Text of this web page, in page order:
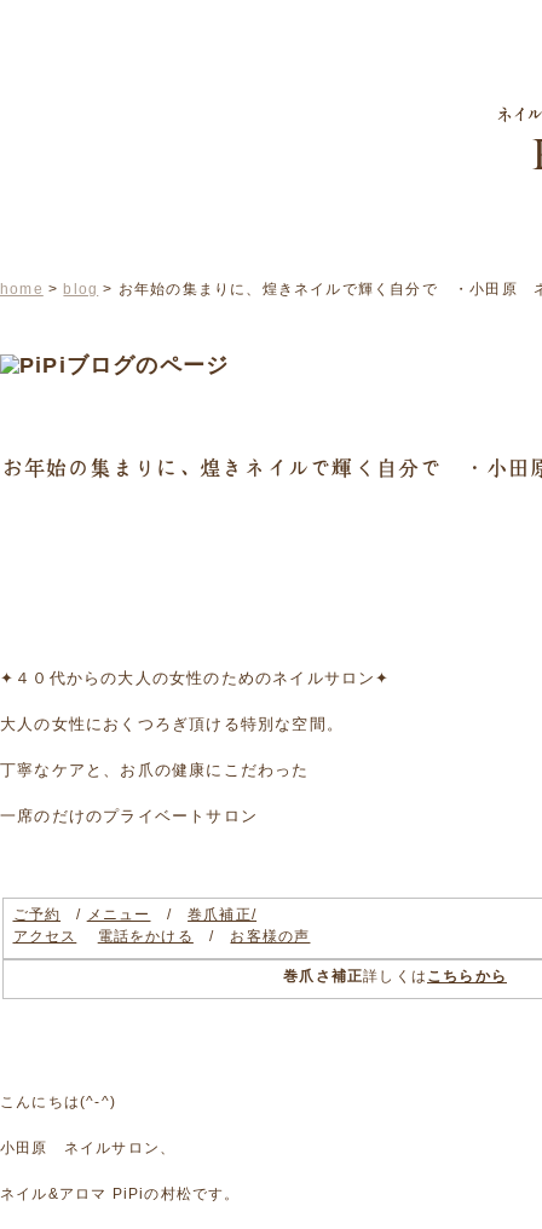
home > blog > お年始の集まりに、煌きネイルで輝く自分で ・小田原
お年始の集まりに、煌きネイルで輝く自分で ・小
✦４０代からの大人の女性のためのネイルサロン✦
大人の女性におくつろぎ頂ける特別な空間。
丁寧なケアと、お爪の健康にこだわった
一席のだけのプライベートサロン
ご予約 / メニュー /巻爪補正/
アクセス
電話をかける / お客様の声
巻爪さ補正詳しくは こちらから
こんにちは(^-^)
小田原 ネイルサロン、
ネイル&アロマ PiPiの村松です。